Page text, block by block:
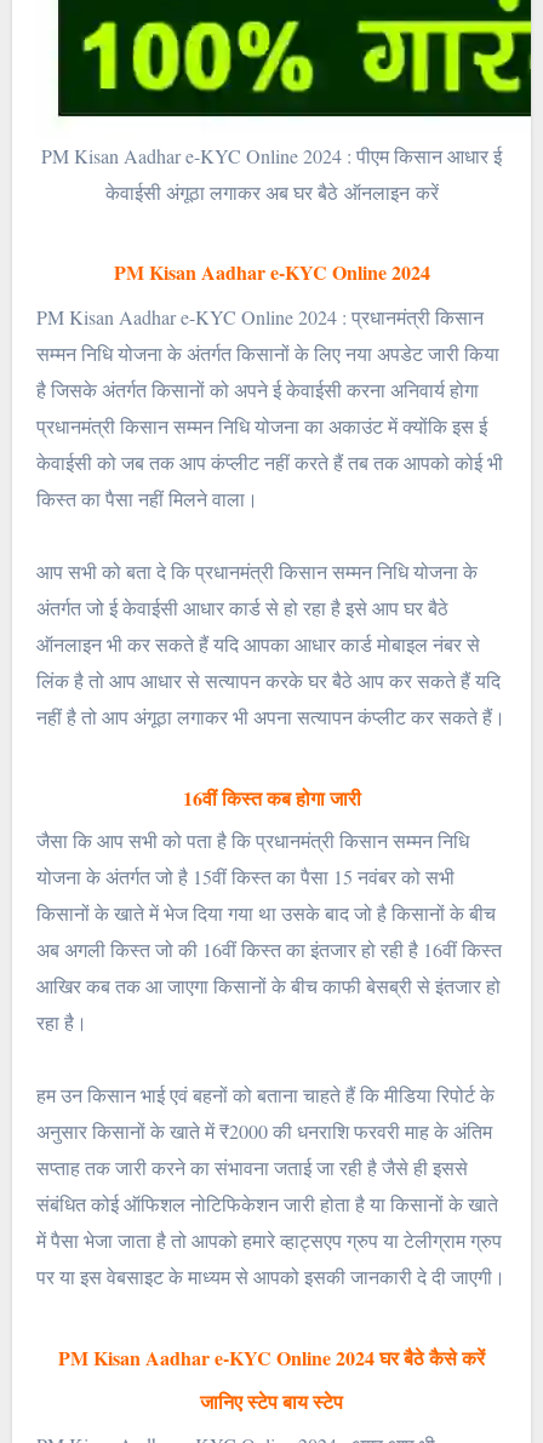
PM Kisan Aadhar e-KYC Online 2024 : पीएम किसान आधार ई
केवाईसी अंगूठा लगाकर अब घर बैठे ऑनलाइन करें
PM Kisan Aadhar e-KYC Online 2024
PM Kisan Aadhar e-KYC Online 2024 : प्रधानमंत्री किसान
सम्मन निधि योजना के अंतर्गत किसानों के लिए नया अपडेट जारी किया
है जिसके अंतर्गत किसानों को अपने ई केवाईसी करना अनिवार्य होगा
प्रधानमंत्री किसान सम्मन निधि योजना का अकाउंट में क्योंकि इस ई
केवाईसी को जब तक आप कंप्लीट नहीं करते हैं तब तक आपको कोई भी
किस्त का पैसा नहीं मिलने वाला।
आप सभी को बता दे कि प्रधानमंत्री किसान सम्मन निधि योजना के
अंतर्गत जो ई केवाईसी आधार कार्ड से हो रहा है इसे आप घर बैठे
ऑनलाइन भी कर सकते हैं यदि आपका आधार कार्ड मोबाइल नंबर से
लिंक है तो आप आधार से सत्यापन करके घर बैठे आप कर सकते हैं यदि
नहीं है तो आप अंगूठा लगाकर भी अपना सत्यापन कंप्लीट कर सकते हैं।
16वीं किस्त कब होगा जारी
जैसा कि आप सभी को पता है कि प्रधानमंत्री किसान सम्मन निधि
योजना के अंतर्गत जो है 15वीं किस्त का पैसा 15 नवंबर को सभी
किसानों के खाते में भेज दिया गया था उसके बाद जो है किसानों के बीच
अब अगली किस्त जो की 16वीं किस्त का इंतजार हो रही है 16वीं किस्त
आखिर कब तक आ जाएगा किसानों के बीच काफी बेसब्री से इंतजार हो
रहा है।
हम उन किसान भाई एवं बहनों को बताना चाहते हैं कि मीडिया रिपोर्ट के
अनुसार किसानों के खाते में ₹2000 की धनराशि फरवरी माह के अंतिम
सप्ताह तक जारी करने का संभावना जताई जा रही है जैसे ही इससे
संबंधित कोई ऑफिशल नोटिफिकेशन जारी होता है या किसानों के खाते
में पैसा भेजा जाता है तो आपको हमारे व्हाट्सएप ग्रुप या टेलीग्राम ग्रुप
पर या इस वेबसाइट के माध्यम से आपको इसकी जानकारी दे दी जाएगी।
PM Kisan Aadhar e-KYC Online 2024 घर बैठे कैसे करें
जानिए स्टेप बाय स्टेप